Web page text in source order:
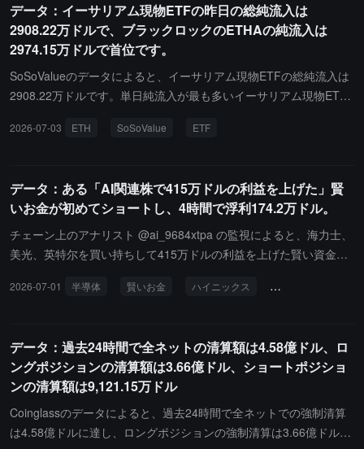
データ：イーサリアム現物ETFの昨日の総純流入は
2908.22万ドルで、ブラックロックのETHAの純流入は
2974.15万ドルで首位です。
SoSoValueのデータによると、イーサリアム現物ETFの総純流入は
2908.22万ドルです。単日純流入が最も多いイーサリアム現物ETF
15万ドル、現在ETHAの歴史的総純流入は111.25億ドルに達してい
が最も多いイーサリアム現物ETFはグレースケール（Grayscale）
イーサリアム信託ETF ETHEで、単日純流出は274.72万ドル、現在
ETHEの歴史的総純流出は53.32億ドルに達しています。発表時点
で、イーサリアム現物ETFの総資産純額は90.2億ドルで、ETF純資
38%、歴史的累積純流入は108.89億ドルに達しています。
2026-07-03 ETH SoSoValue ETF
データ：ある「AI関連株で415万ドルの利益を上げた」賢
いお金が初めてショートし、4時間で浮利174.2万ドル。
チェーン上のアナリスト @ai_9684xtpa の監視によると、海力士、
美光、英特尔を買い持ちして415万ドルの利益を上げた賢い資金
士 (SKHX)、サンディスク (SNDK)、英特尔 (INTC)、およびBTCの
時間で174.2万ドルの浮利益が出ました。
2026-07-01 半導体 賢いお金 ハイニックス マイクロン
データ：過去24時間で全ネットの清算額は4.58億ドル、ロ
ングポジションの清算額は3.66億ドル、ショートポジショ
ンの清算額は9,121.15万ドル
Coinglassのデータによると、過去24時間で全ネットでの強制清算
は4.58億ドルに達し、ロングポジションの強制清算は3.66億ドル、